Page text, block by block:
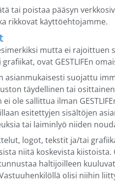
tai poistaa pääsyn
rikkovat käyttöehtojamme.
mutta ei
ovat GESTLIFEn
asianmukaisesti suojattu
täydellinen tai
ole sallittua ilman
esitettyjen sisältöjen
tai laiminlyö niiden
logot, tekstit ja/tai
niitä koskevista
tunnustaa haltijoilleen
olisi niihin